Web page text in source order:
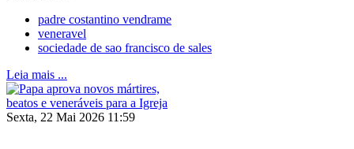
padre costantino vendrame
veneravel
sociedade de sao francisco de sales
Leia mais ...
Sexta, 22 Mai 2026 11:59